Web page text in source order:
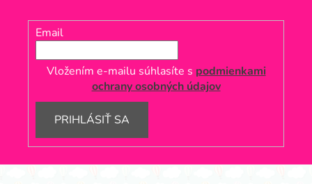
Email
Vložením e-mailu súhlasíte s podmienkami
ochrany osobných údajov
PRIHLÁSIŤ SA
Z